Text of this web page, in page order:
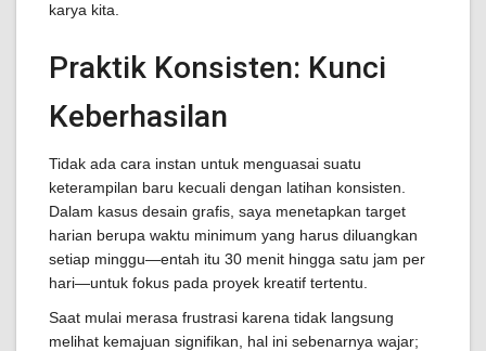
karya kita.
Praktik Konsisten: Kunci
Keberhasilan
Tidak ada cara instan untuk menguasai suatu
keterampilan baru kecuali dengan latihan konsisten.
Dalam kasus desain grafis, saya menetapkan target
harian berupa waktu minimum yang harus diluangkan
setiap minggu—entah itu 30 menit hingga satu jam per
hari—untuk fokus pada proyek kreatif tertentu.
Saat mulai merasa frustrasi karena tidak langsung
melihat kemajuan signifikan, hal ini sebenarnya wajar;